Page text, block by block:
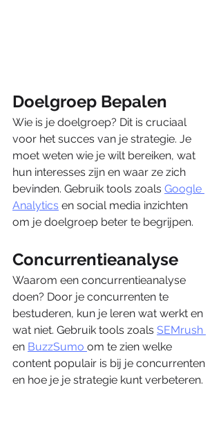
Doelgroep Bepalen
Wie is je doelgroep? Dit is cruciaal
voor het succes van je strategie. Je
moet weten wie je wilt bereiken, wat
hun interesses zijn en waar ze zich
bevinden. Gebruik tools zoals Google
Analytics en social media inzichten
om je doelgroep beter te begrijpen.
Concurrentieanalyse
Waarom een concurrentieanalyse
doen? Door je concurrenten te
bestuderen, kun je leren wat werkt en
wat niet. Gebruik tools zoals SEMrush
en BuzzSumo om te zien welke
content populair is bij je concurrenten
en hoe je je strategie kunt verbeteren.